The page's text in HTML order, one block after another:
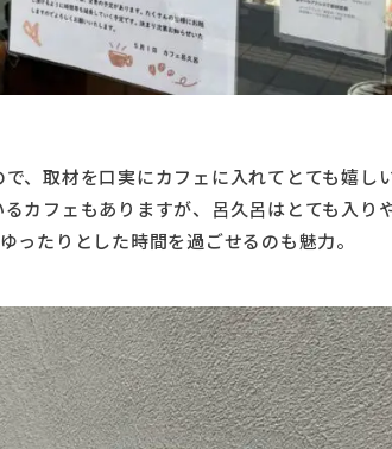
、取材を口実にカフェに入れてとても嬉し
カフェもありますが、呂久呂はとても入り
ったりとした時間を過ごせるのも魅力。